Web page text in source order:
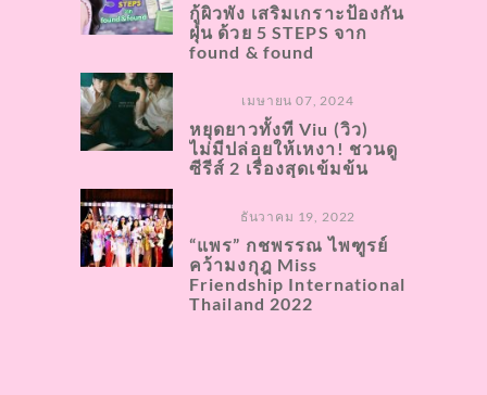
กู้ผิวพัง เสริมเกราะป้องกัน
ฝุ่น ด้วย 5 STEPS จาก
found & found
เมษายน 07, 2024
หยุดยาวทั้งที Viu (วิว)
ไม่มีปล่อยให้เหงา! ชวนดู
ซีรีส์ 2 เรื่องสุดเข้มข้น
ธันวาคม 19, 2022
“แพร” กชพรรณ ไพฑูรย์
คว้ามงกุฎ Miss
Friendship International
Thailand 2022